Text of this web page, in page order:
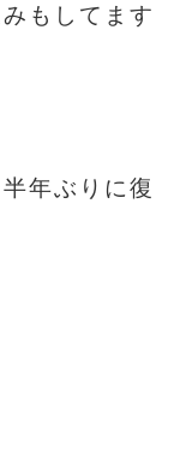
もしてます
年ぶりに復